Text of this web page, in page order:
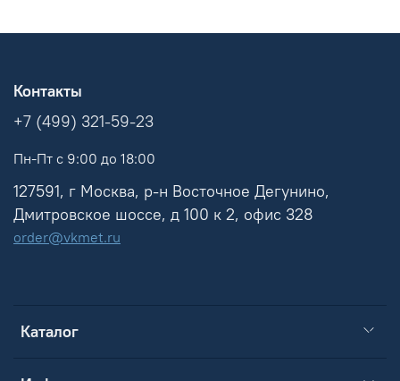
Каталог
Контакты
+7 (499) 321-59-23
Пн-Пт с 9:00 до 18:00
127591, г Москва, р-н Восточное Дегунино,
Дмитровское шоссе, д 100 к 2, офис 328
order@vkmet.ru